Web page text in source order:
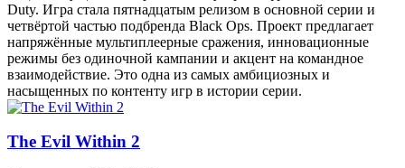
Duty. Игра стала пятнадцатым релизом в основной серии и
четвёртой частью подбренда Black Ops. Проект предлагает
напряжённые мультиплеерные сражения, инновационные
режимы без одиночной кампании и акцент на командное
взаимодействие. Это одна из самых амбициозных и
насыщенных по контенту игр в истории серии.
The Evil Within 2